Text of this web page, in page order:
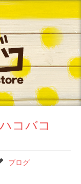
コバコ
ブログ